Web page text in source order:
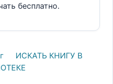
бесплатно.
ИСКАТЬ КНИГУ В